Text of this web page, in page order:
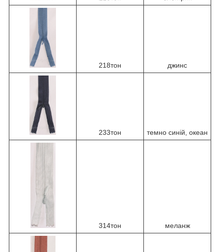
218тон джинс
233тон темно синій, океан
314тон меланж